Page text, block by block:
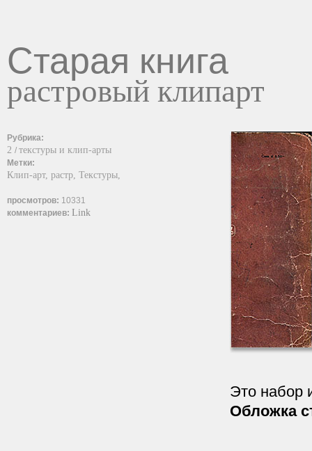
Старая книга
растровый клипарт
Рубрика:
2 / текстуры и клип-арты
Метки:
Клип-арт, растр, Текстуры,
просмотров: 10331
комментариев: Link
Это набор
Обложка